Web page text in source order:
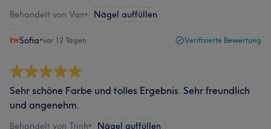
Behandelt von Van• Nägel auffüllen
Sofia•vor 12 Tagen Verifizierte Bewertung
Sehr schöne Farbe und tolles Ergebnis. Sehr freundlich
und angenehm.
Behandelt von Trinh• Nägel auffüllen